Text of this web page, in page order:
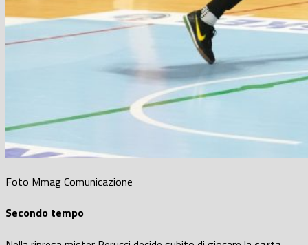
Foto Mmag Comunicazione
Secondo tempo